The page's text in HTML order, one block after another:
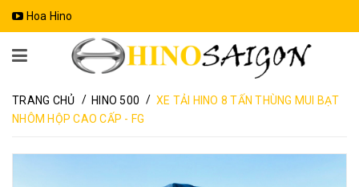
Hoa Hino
TRANG CHỦ / HINO 500 / XE TẢI HINO 8 TẤN THÙNG MUI BẠT
NHÔM HỘP CAO CẤP - FG